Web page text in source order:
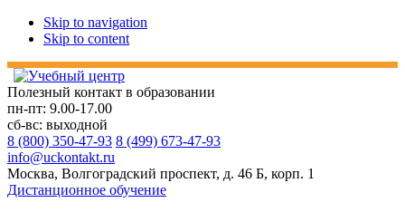
Skip to navigation
Skip to content
Полезный контакт в образовании
пн-пт: 9.00-17.00
сб-вс: выходной
8 (800) 350-47-93 8 (499) 673-47-93
info@uckontakt.ru
Москва, Волгоградский проспект, д. 46 Б, корп. 1
Дистанционное обучение